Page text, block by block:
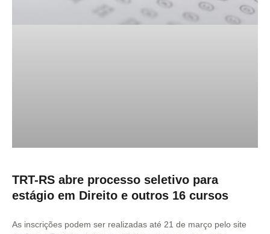
TRT-RS abre processo seletivo para
estágio em Direito e outros 16 cursos
As inscrições podem ser realizadas até 21 de março pelo site